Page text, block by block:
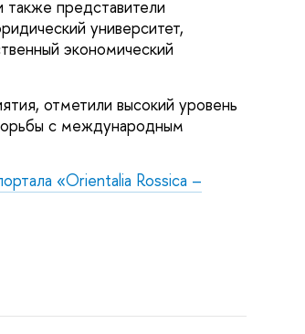
представители
университет,
экономический
отметили высокий уровень
с международным
«Orientalia Rossica –